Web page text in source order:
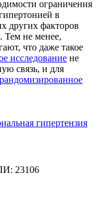
ограничения
в
других факторов
Тем не менее,
что даже такое
исследование не
связь, и для
рандомизированное
гипертензия
23106